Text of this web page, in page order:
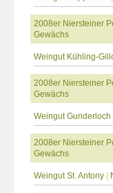
2008er Niersteiner
Gewächs
Weingut Kühling-
2008er Niersteiner
Gewächs
Weingut Gunderloch
2008er Niersteiner
Gewächs
Weingut St. Antony